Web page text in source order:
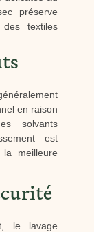
préserve
textiles
en raison
solvants
est
meilleure
le lavage